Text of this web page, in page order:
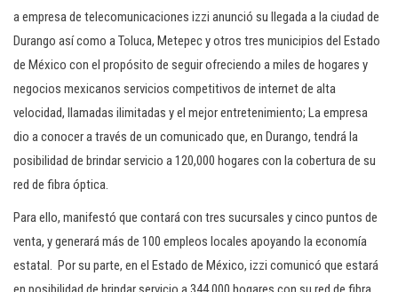
a empresa de telecomunicaciones izzi anunció su llegada a la ciudad de
Durango así como a Toluca, Metepec y otros tres municipios del Estado
de México con el propósito de seguir ofreciendo a miles de hogares y
negocios mexicanos servicios competitivos de internet de alta
velocidad, llamadas ilimitadas y el mejor entretenimiento; La empresa
dio a conocer a través de un comunicado que, en Durango, tendrá la
posibilidad de brindar servicio a 120,000 hogares con la cobertura de su
red de fibra óptica.
Para ello, manifestó que contará con tres sucursales y cinco puntos de
venta, y generará más de 100 empleos locales apoyando la economía
estatal. Por su parte, en el Estado de México, izzi comunicó que estará